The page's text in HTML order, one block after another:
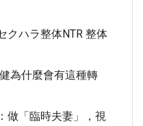
クハラ整体NTR 整体
為什麼會有這種轉
做「臨時夫妻」，視